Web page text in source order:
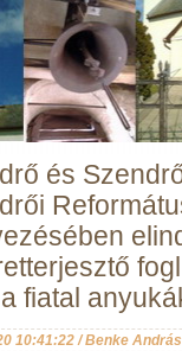
és
fiatal
10:41:22 / Benke András